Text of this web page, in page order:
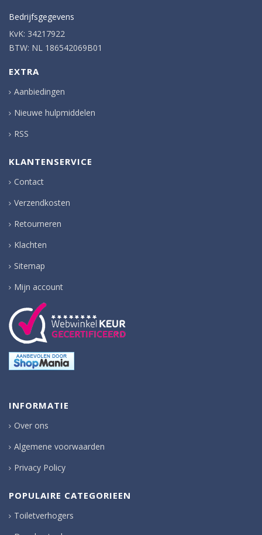
Bedrijfsgegevens
KvK: 34217922
BTW: NL 186542069B01
EXTRA
Aanbiedingen
Nieuwe hulpmiddelen
RSS
KLANTENSERVICE
Contact
Verzendkosten
Retourneren
Klachten
Sitemap
Mijn account
INFORMATIE
Over ons
Algemene voorwaarden
Privacy Policy
POPULAIRE CATEGORIEEN
Toiletverhogers